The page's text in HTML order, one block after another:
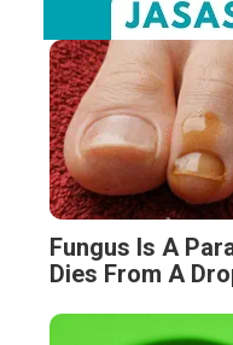
Fungus Is A
Dies From A